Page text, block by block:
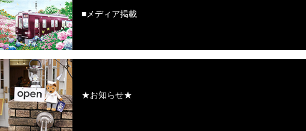
■メディア掲載
★お知らせ★